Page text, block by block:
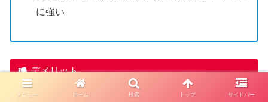
に強い
デメリット
一部のディンプルキーは店舗で合鍵作成できない
メニュー ホーム 検索 トップ サイドバー